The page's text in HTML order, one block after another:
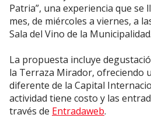
Patria”, una experiencia que se
mes, de miércoles a viernes, a
Sala del Vino de la Municipalidad.
La propuesta incluye
la Terraza Mirador, ofreciendo
diferente de la Capital
actividad tiene costo y las
través de Entradaweb.